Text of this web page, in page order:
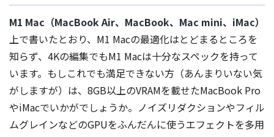
M1 Mac（MacBook Air、MacBook、Mac mini、iMac）
上で書いたとおり、M1 Macの最適化はとどまるところを
知らず、4Kの編集でもM1 Macは十分なスペックを持って
います。もしこれでも満足できない方（あんまりいない気
がしますが）は、8GB以上のVRAMを載せたMacBook Pro
やiMacでいかがでしょうか。ノイズリダクションやフィル
ムグレインなどのGPUをふんだんに使うエフェクトを多用